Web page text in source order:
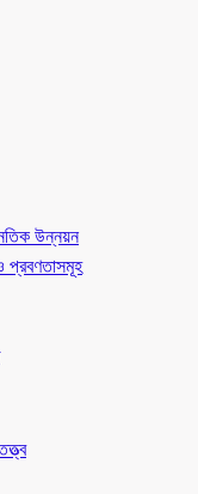
উন্নয়ন
প্রবণতাসমূহ